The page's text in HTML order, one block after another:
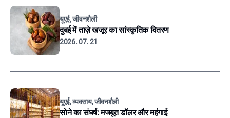
यूएई, जीवनशैली
दुबई में ताज़े खजूर का सांस्कृतिक वितरण
2026. 07. 21
यूएई, व्यवसाय, जीवनशैली
सोने का संघर्ष: मजबूत डॉलर और महंगाई